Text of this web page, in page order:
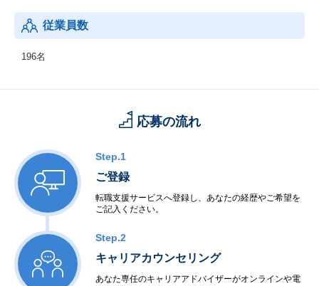
従業員数
196名
応募の流れ
Step.1
ご登録
転職支援サービスへ登録し、あなたの経歴やご希望を
ご記入ください。
Step.2
キャリアカウンセリング
あなた専任のキャリアアドバイザーがオンラインや電